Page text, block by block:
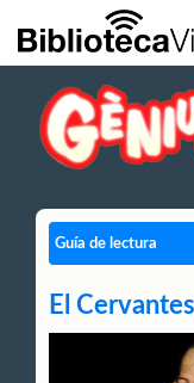
Saltar al contenido principal
Guía de lectura
El